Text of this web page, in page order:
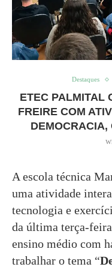
Destaques
ETEC PALMITAL
FREIRE COM
DEMOCRACIA,
A escola técnica
uma atividade
tecnologia e
da última terça-
ensino médio com
trabalhar o tema “